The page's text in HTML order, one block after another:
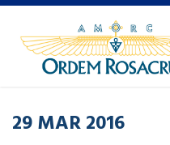
29MAR2016